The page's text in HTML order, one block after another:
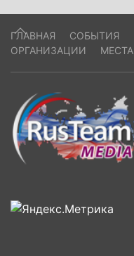
ГЛАВНАЯ СОБЫТИЯ
ОРГАНИЗАЦИИ
МЕСТА